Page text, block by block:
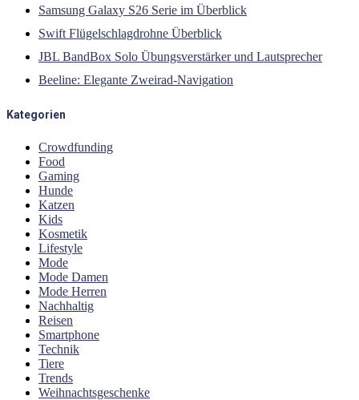
Samsung Galaxy S26 Serie im Überblick
Swift Flügelschlagdrohne Überblick
JBL BandBox Solo Übungsverstärker und Lautsprecher
Beeline: Elegante Zweirad-Navigation
Kategorien
Crowdfunding
Food
Gaming
Hunde
Katzen
Kids
Kosmetik
Lifestyle
Mode
Mode Damen
Mode Herren
Nachhaltig
Reisen
Smartphone
Technik
Tiere
Trends
Weihnachtsgeschenke